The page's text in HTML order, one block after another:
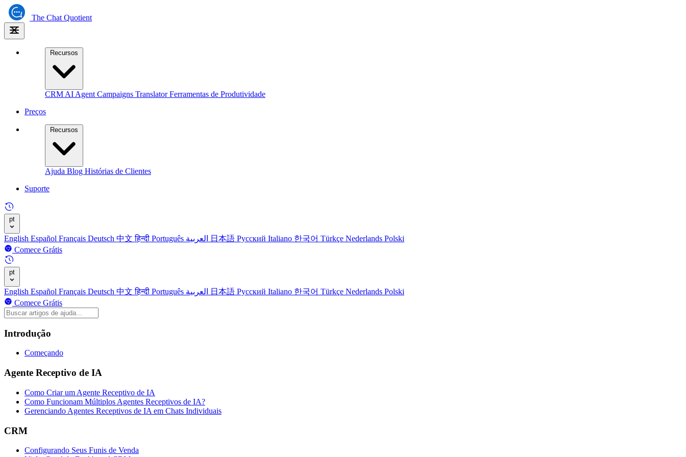
The Chat Quotient
Recursos
CRM AI Agent Campaigns TranslatorFerramentas de Produtividade
Preços
Recursos
Ajuda Blog Histórias de Clientes
Suporte
pt
English Español Français Deutsch 中文हिन्दी Português 日本語 Русский Italiano 한국어 Türkçe Nederlands Polski
Comece Grátis
pt
English Español Français Deutsch 中文हिन्दी Português 日本語 Русский Italiano 한국어 Türkçe Nederlands Polski
Comece Grátis
Introdução
Começando
Agente Receptivo de IA
Como Criar um Agente Receptivo de IA
Como Funcionam Múltiplos Agentes Receptivos de IA?
Gerenciando Agentes Receptivos de IA em Chats Individuais
CRM
Configurando Seus Funis de Venda